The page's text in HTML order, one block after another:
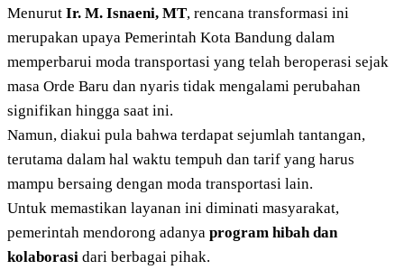
Menurut Ir. M. Isnaeni, MT, rencana transformasi ini
merupakan upaya Pemerintah Kota Bandung dalam
memperbarui moda transportasi yang telah beroperasi sejak
masa Orde Baru dan nyaris tidak mengalami perubahan
signifikan hingga saat ini.
Namun, diakui pula bahwa terdapat sejumlah tantangan,
terutama dalam hal waktu tempuh dan tarif yang harus
mampu bersaing dengan moda transportasi lain.
Untuk memastikan layanan ini diminati masyarakat,
pemerintah mendorong adanya program hibah dan
kolaborasi dari berbagai pihak.